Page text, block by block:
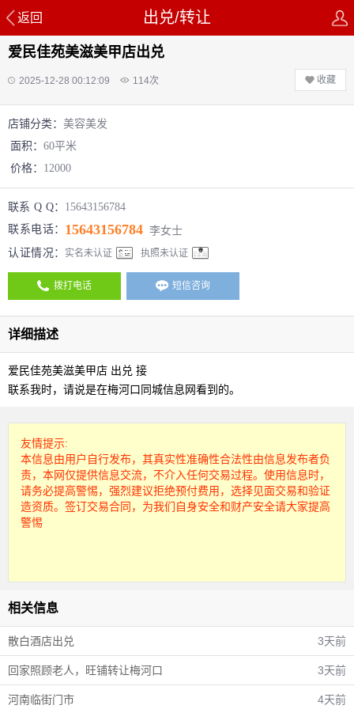
返回 出兑/转让
爱民佳苑美滋美甲店出兑
2025-12-28 00:12:09 114次 收藏
店铺分类： 美容美发
面积： 60平米
价格： 12000
联系 Q Q： 15643156784
联系电话： 15643156784 李女士
认证情况：
实名未认证 执照未认证
拨打电话 短信咨询
详细描述
爱民佳苑美滋美甲店 出兑 接
联系我时，请说是在梅河口同城信息网看到的。
友情提示:
本信息由用户自行发布，其真实性准确性合法性由信息发布者负
责，本网仅提供信息交流，不介入任何交易过程。使用信息时，
请务必提高警惕，强烈建议拒绝预付费用，选择见面交易和验证
造资质。签订交易合同，为我们自身安全和财产安全请大家提高
警惕
相关信息
散白酒店出兑 3天前
回家照顾老人，旺铺转让梅河口 3天前
河南临街门市 4天前